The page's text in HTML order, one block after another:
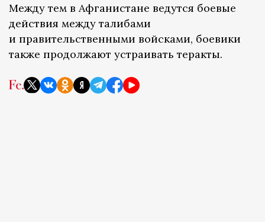
Между тем в Афганистане ведутся боевые
действия между талибами
и правительственными войсками, боевики
также продолжают устраивать теракты.